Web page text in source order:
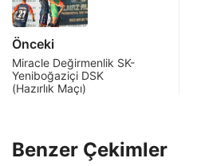
Önceki
Miracle Değirmenlik SK-
Yeniboğaziçi DSK
(Hazırlık Maçı)
Benzer Çekimler